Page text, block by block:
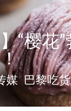
“樱花
媒  巴黎吃货